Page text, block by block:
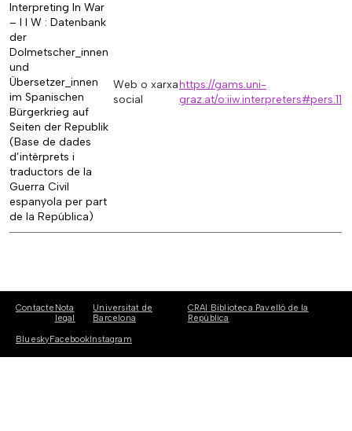
Interpreting In War
– I I W : Datenbank
der
Dolmetscher_innen
und
Übersetzer_innen
im Spanischen
Bürgerkrieg auf
Seiten der Republik
(Base de dades
d’intèrprets i
traductors de la
Guerra Civil
espanyola per part
de la República)
Web o xarxa
social
https://gams.uni-
graz.at/o:iiw.interpreters#pers.11
Contacte Nota
legal
Universitat de
Barcelona
CRAI Biblioteca Pavelló de la
República
BlueskyFacebookInstagram